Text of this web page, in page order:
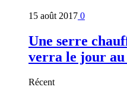
15 août 2017 0
Une serre
verra le jour
Récent